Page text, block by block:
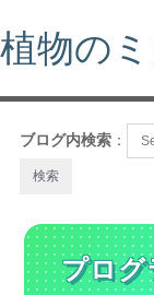
植物の
ブログ内検索 ：
プログ